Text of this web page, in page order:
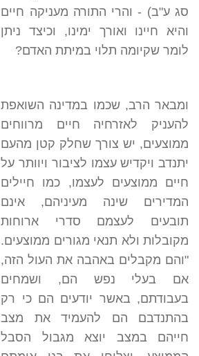
סג ע"ב) - והרי התורה מעניקה חיים
והיא חיינו ואורך ימינו, וכיצד ניתן
לומר שקיומה תלוי במיתת האדם?
ומבאר הרב, שכמו במדינה השואפת
להעניק לאזרחיה חיים מרווחים
ממוצעים, יש צורך שחלק קטן מהעם
יתנדב ויקדיש עצמו לציבור ויוותר על
חיים ממוצעים לעצמו, כמו חיילים
המדירים שינה מעיניהם, אינם
תובעים לעצמם סדרי ארוחות
מקובלות ולא תנאי מגורים ממוצעים.
"והם מקבלים באהבה את העול הזה,
אם בעלי נפש הם, ושמחים
בעבודתם, באשר יודעים הם כי רק
בהתנדבם הם להעמיד את מצב
חייהם במצב יוצא מגבול הסבל